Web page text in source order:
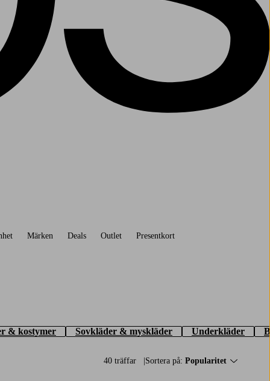
Märken Deals Outlet Presentkort
& kostymer Sovkläder & myskläder Underkläder
40 träffar Sortera på: Popularitet